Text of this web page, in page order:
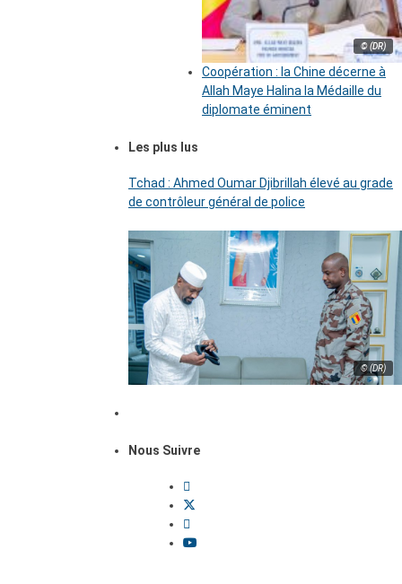
© (DR)
Coopération : la Chine décerne à
Allah Maye Halina la Médaille du
diplomate éminent
Les plus lus
Tchad : Ahmed Oumar Djibrillah élevé au grade
de contrôleur général de police
© (DR)
Nous Suivre